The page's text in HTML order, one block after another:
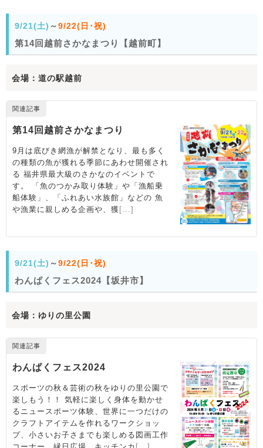
9/21(土) ～9/22(日･祝)
第14回越前さかなまつり【越前町】
会場：道の駅越前
9/21(土) ～9/22(日･祝)
わんぱくフェス2024【坂井市】
会場：ゆりの里公園